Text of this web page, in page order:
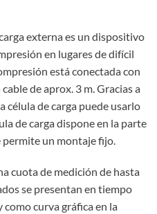
externa es un dispositivo
en lugares de difícil
está conectada con
de aprox. 3 m. Gracias a
célula de carga puede usarlo
de carga dispone en la parte
un montaje fijo.
cuota de medición de hasta
se presentan en tiempo
curva gráfica en la